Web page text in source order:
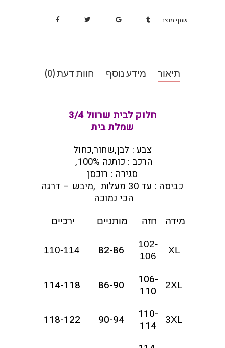
שתף מוצר
תיאור מידע נוסף חוות דעת (0)
חלוק לבית שרוול 3/4
שמלת בית
צבע : לבן,שחור,כחול
הרכב : כותנה 100%,
סגירה : רוכסן
כביסה : עד 30 מעלות ,מיבש – דרגה
הכי נמוכה
מידה חזה מותניים ירכיים
XL
102-
106
82-86
110-114
2XL
106-
110
86-90
114-118
3XL
110-
114
90-94
118-122